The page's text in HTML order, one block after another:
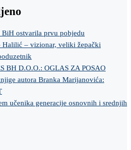
ostvarila prvu pobjedu
Halilić – vizionar, veliki žepački
BH D.O.O.: OGLAS ZA POSAO
autora Branka Marijanovića:
učenika generacije osnovnih i srednjih